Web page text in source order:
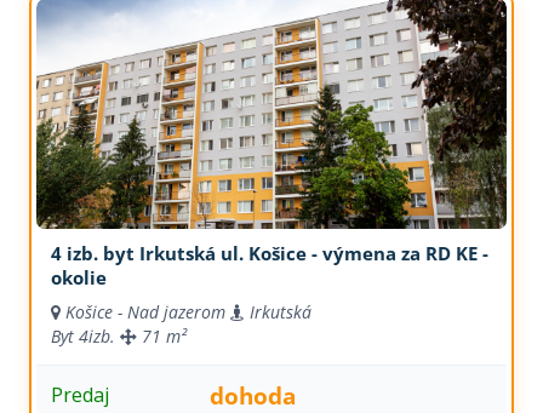
4 izb. byt Irkutská ul. Košice - výmena za RD KE -
okolie
Košice - Nad jazerom
Irkutská
Byt 4izb. 71 m²
Predaj dohoda